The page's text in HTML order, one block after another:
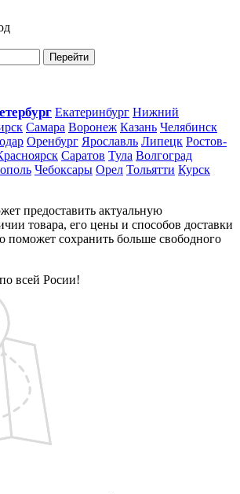
Перейти
Екатеринбург Нижний
Самара Воронеж Казань Челябинск
Оренбург Ярославль Липецк Ростов-
Саратов Тула Волгоград
Чебоксары Орел Тольятти Курск
предоставить актуальную
товара, его цены и способов доставки
поможет сохранить больше свободного
всей Росии!